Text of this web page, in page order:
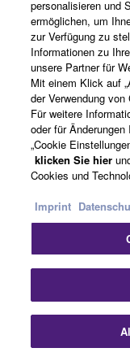
Perfektes
Komponenten
die Signalquellen
abgebildet
verfügen über
schon die CL-
Baukonstruktion
Netzversorgung
einzelnen
Sorgfalt getestet,
personalisieren und
ermöglichen, um
zur Verfügung zu
Informationen zu
unsere Partner für
Mit einem Klick auf
der Verwendung
Für weitere
oder für
„Cookie
klicken Sie hier
Cookies und
Imprint